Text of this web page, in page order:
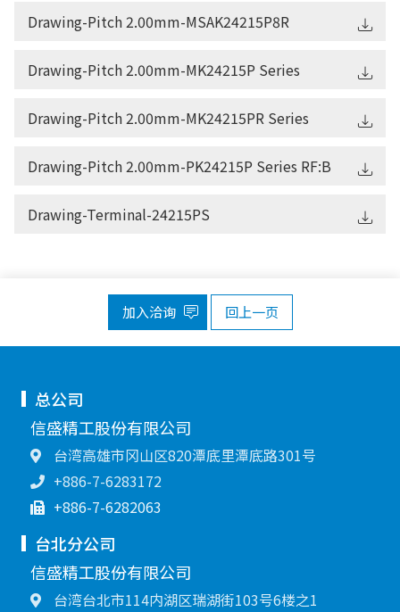
Drawing-Pitch 2.00mm-MSAK24215P8R
Drawing-Pitch 2.00mm-MK24215P Series
Drawing-Pitch 2.00mm-MK24215PR Series
Drawing-Pitch 2.00mm-PK24215P Series RF:B
Drawing-Terminal-24215PS
加入洽询 回上一页
总公司
信盛精工股份有限公司
台湾高雄市冈山区820潭底里潭底路301号
+886-7-6283172
+886-7-6282063
台北分公司
信盛精工股份有限公司
台湾台北市114内湖区瑞湖街103号6楼之1